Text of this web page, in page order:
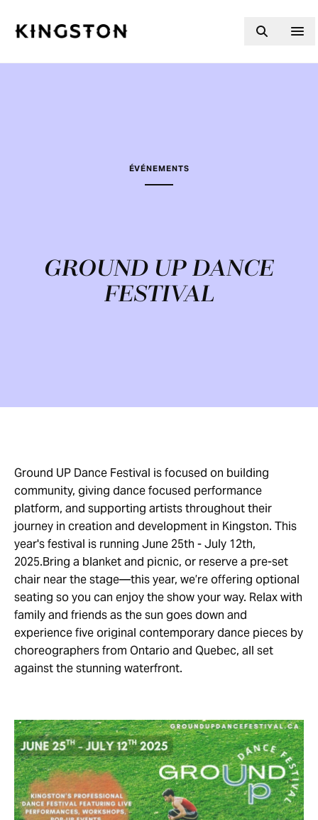
ÉVÉNEMENTS
GROUND UP DANCE
FESTIVAL
Ground UP Dance Festival is focused on building
community, giving dance focused performance
platform, and supporting artists throughout their
journey in creation and development in Kingston. This
year's festival is running June 25th - July 12th,
2025.Bring a blanket and picnic, or reserve a pre-set
chair near the stage—this year, we’re offering optional
seating so you can enjoy the show your way. Relax with
family and friends as the sun goes down and
experience five original contemporary dance pieces by
choreographers from Ontario and Quebec, all set
against the stunning waterfront.